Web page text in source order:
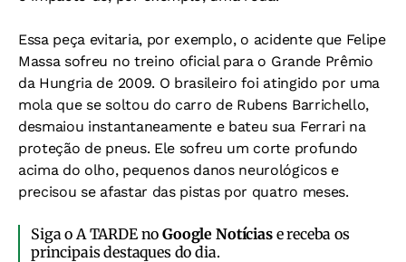
Essa peça evitaria, por exemplo, o acidente que Felipe
Massa sofreu no treino oficial para o Grande Prêmio
da Hungria de 2009. O brasileiro foi atingido por uma
mola que se soltou do carro de Rubens Barrichello,
desmaiou instantaneamente e bateu sua Ferrari na
proteção de pneus. Ele sofreu um corte profundo
acima do olho, pequenos danos neurológicos e
precisou se afastar das pistas por quatro meses.
Siga o A TARDE noGoogle Notíciase receba os
principais destaques do dia.